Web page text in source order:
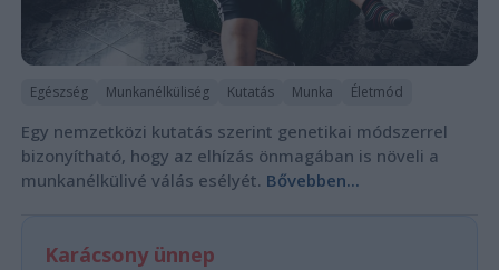
Egészség Munkanélküliség Kutatás Munka Életmód
Egy nemzetközi kutatás szerint genetikai módszerrel
bizonyítható, hogy az elhízás önmagában is növeli a
munkanélkülivé válás esélyét. Bővebben...
Karácsony ünnep